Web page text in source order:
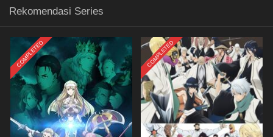
Rekomendasi Series
COMPLETED COMPLETED